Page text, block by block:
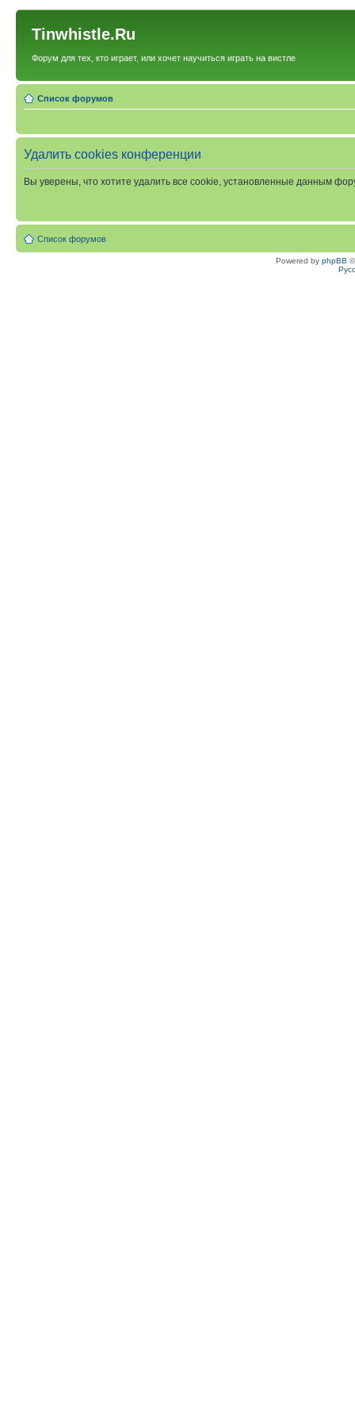
Tinwhistle.Ru
Форум для тех, кто играет, или хочет научиться играть на вистле
Список форумов
Удалить cookies конференции
Вы уверены, что хотите удалить все cookie, установленные данным
Список форумов
Powered by phpBB